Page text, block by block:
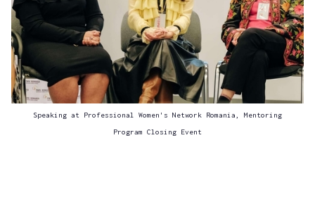
Speaking at Professional Women's Network Romania, Mentoring
Program Closing Event